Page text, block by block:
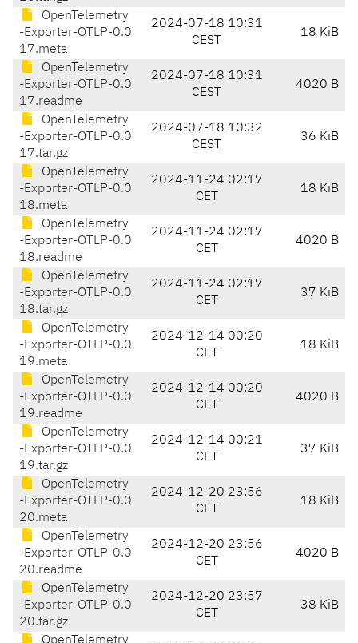
OpenTelemetry
-Exporter-OTLP-0.0
17.meta
2024-07-18 10:31
CEST
18 KiB
OpenTelemetry
-Exporter-OTLP-0.0
17.readme
2024-07-18 10:31
CEST
4020 B
OpenTelemetry
-Exporter-OTLP-0.0
17.tar.gz
2024-07-18 10:32
CEST
36 KiB
OpenTelemetry
-Exporter-OTLP-0.0
18.meta
2024-11-24 02:17
CET
18 KiB
OpenTelemetry
-Exporter-OTLP-0.0
18.readme
2024-11-24 02:17
CET
4020 B
OpenTelemetry
-Exporter-OTLP-0.0
18.tar.gz
2024-11-24 02:17
CET
37 KiB
OpenTelemetry
-Exporter-OTLP-0.0
19.meta
2024-12-14 00:20
CET
18 KiB
OpenTelemetry
-Exporter-OTLP-0.0
19.readme
2024-12-14 00:20
CET
4020 B
OpenTelemetry
-Exporter-OTLP-0.0
19.tar.gz
2024-12-14 00:21
CET
37 KiB
OpenTelemetry
-Exporter-OTLP-0.0
20.meta
2024-12-20 23:56
CET
18 KiB
OpenTelemetry
-Exporter-OTLP-0.0
20.readme
2024-12-20 23:56
CET
4020 B
OpenTelemetry
-Exporter-OTLP-0.0
20.tar.gz
2024-12-20 23:57
CET
38 KiB